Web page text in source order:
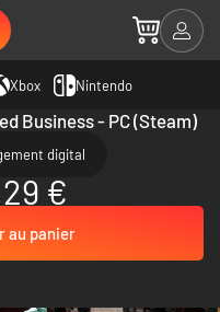
Xbox Nintendo
Business - PC (Steam)
digital
€
au panier